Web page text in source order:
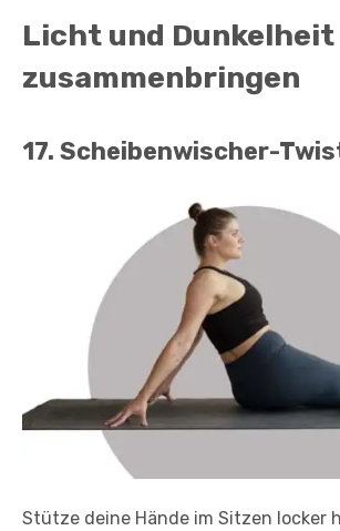
Licht und Dunkelheit
zusammenbringen
17. Scheibenwischer-
Stütze deine Hände im Sitzen locker